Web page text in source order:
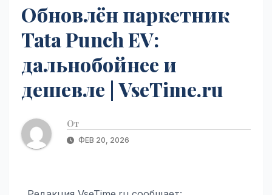
Обновлён паркетник
Tata Punch EV:
дальнобойнее и
дешевле | VseTime.ru
От
ФЕВ 20, 2026